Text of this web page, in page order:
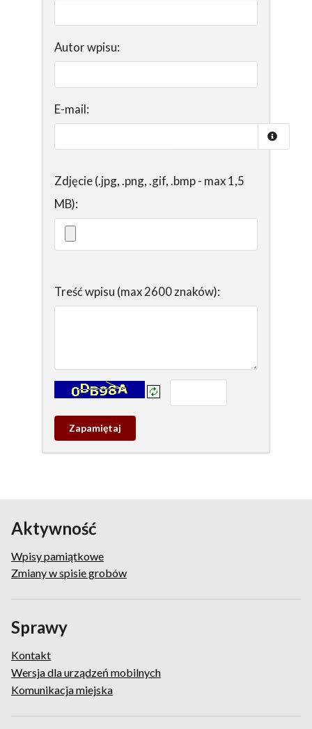
Autor wpisu:
E-mail:
Zdjęcie (.jpg, .png, .gif, .bmp - max 1,5
MB):
Treść wpisu (max 2600 znaków):
Kontrola - wprowadź tekst z obrazka:
Zapamietaj
wpis
Aktywność
Wpisy pamiątkowe
Zmiany w spisie grobów
Sprawy
Kontakt
Wersja dla urządzeń mobilnych
Komunikacja miejska